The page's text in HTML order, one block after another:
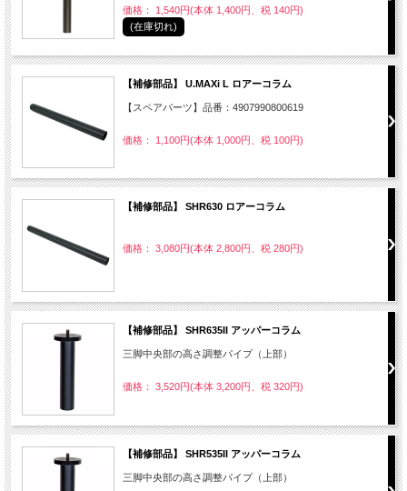
価格： 1,540円(本体 1,400円、税 140円)
(在庫切れ)
【補修部品】 U.MAXi L ロアーコラム
【スペアパーツ】品番：4907990800619
価格： 1,100円(本体 1,000円、税 100円)
【補修部品】 SHR630 ロアーコラム
価格： 3,080円(本体 2,800円、税 280円)
【補修部品】 SHR635II アッパーコラム
三脚中央部の高さ調整パイプ（上部）
価格： 3,520円(本体 3,200円、税 320円)
【補修部品】 SHR535II アッパーコラム
三脚中央部の高さ調整パイプ（上部）